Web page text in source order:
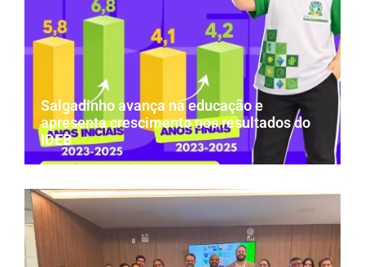
Salgadinho avança na educação e
apresenta crescimento nos resultados do
IDEB